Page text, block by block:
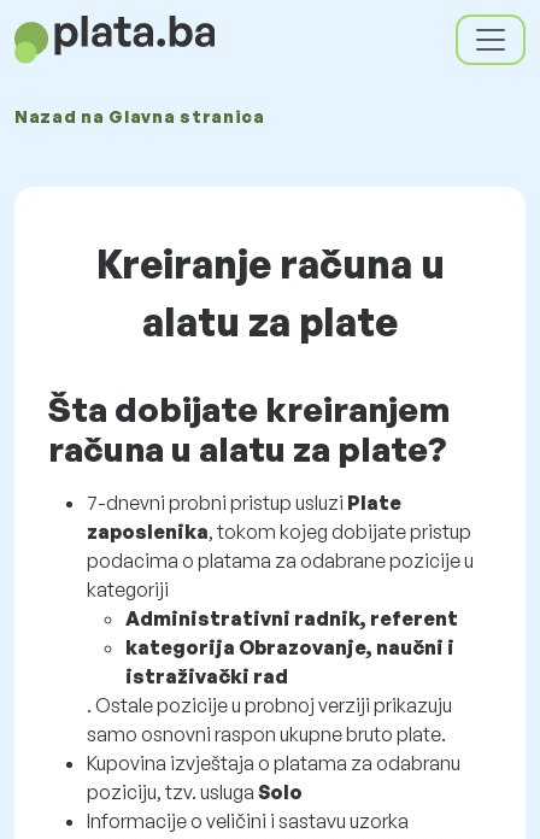
Nazad na Glavna stranica
Kreiranje računa u
alatu za plate
Šta dobijate kreiranjem
računa u alatu za plate?
7-dnevni probni pristup usluzi Plate
zaposlenika, tokom kojeg dobijate pristup
podacima o platama za odabrane pozicije u
kategoriji
Administrativni radnik, referent
kategorija Obrazovanje, naučni i
istraživački rad
. Ostale pozicije u probnoj verziji prikazuju
samo osnovni raspon ukupne bruto plate.
Kupovina izvještaja o platama za odabranu
poziciju, tzv. usluga Solo
Informacije o veličini i sastavu uzorka